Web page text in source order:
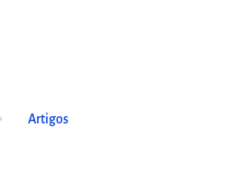
Artigos